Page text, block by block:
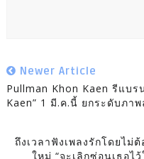
Newer Article
Pullman Khon Kaen รีแบ
Kaen” 1 มี.ค.นี้ ยกระดับภา
ถึงเวลาฟังเพลงรักโดยไม่
ใหม่ “จะเลิกซ่อนเธอไ